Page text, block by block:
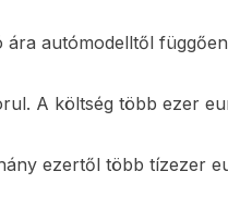
autómodelltől
A költség több ezer
ezertől több tízezer